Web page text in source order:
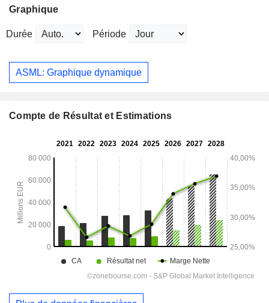
Graphique
Durée Période
ASML: Graphique dynamique
Compte de Résultat et Estimations